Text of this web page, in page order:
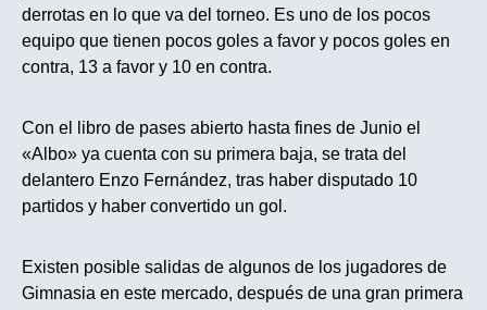
derrotas en lo que va del torneo. Es uno de los pocos
equipo que tienen pocos goles a favor y pocos goles en
contra, 13 a favor y 10 en contra.
Con el libro de pases abierto hasta fines de Junio el
«Albo» ya cuenta con su primera baja, se trata del
delantero Enzo Fernández, tras haber disputado 10
partidos y haber convertido un gol.
Existen posible salidas de algunos de los jugadores de
Gimnasia en este mercado, después de una gran primera